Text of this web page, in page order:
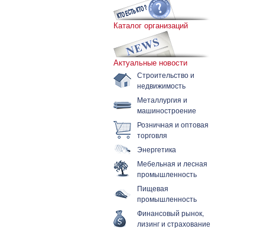
Каталог организаций
Актуальные новости
Строительство и
недвижимость
Металлургия и
машиностроение
Розничная и оптовая
торговля
Энергетика
Мебельная и лесная
промышленность
Пищевая
промышленность
Финансовый рынок,
лизинг и страхование